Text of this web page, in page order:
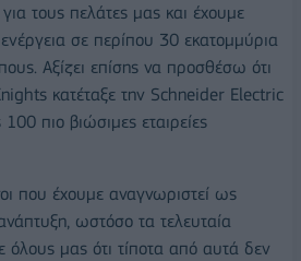
τους πελάτες μας και έχουμε
σε περίπου 30 εκατομμύρια
Αξίζει επίσης να προσθέσω ότι
κατέταξε την Schneider Electric
πιο βιώσιμες εταιρείες
που έχουμε αναγνωριστεί ως
ωστόσο τα τελευταία
όλους μας ότι τίποτα από αυτά δεν